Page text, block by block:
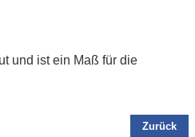
und ist ein Maß für die
Zurück